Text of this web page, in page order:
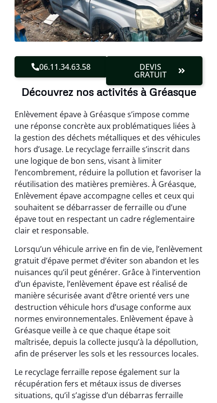
06.11.34.63.58 DEVIS
GRATUIT
Découvrez nos activités à Gréasque
Enlèvement épave à Gréasque s’impose comme
une réponse concrète aux problématiques liées à
la gestion des déchets métalliques et des véhicules
hors d’usage. Le recyclage ferraille s’inscrit dans
une logique de bon sens, visant à limiter
l’encombrement, réduire la pollution et favoriser la
réutilisation des matières premières. À Gréasque,
Enlèvement épave accompagne celles et ceux qui
souhaitent se débarrasser de ferraille ou d’une
épave tout en respectant un cadre réglementaire
clair et responsable.
Lorsqu’un véhicule arrive en fin de vie, l’enlèvement
gratuit d’épave permet d’éviter son abandon et les
nuisances qu’il peut générer. Grâce à l’intervention
d’un épaviste, l’enlèvement épave est réalisé de
manière sécurisée avant d’être orienté vers une
destruction véhicule hors d’usage conforme aux
normes environnementales. Enlèvement épave à
Gréasque veille à ce que chaque étape soit
maîtrisée, depuis la collecte jusqu’à la dépollution,
afin de préserver les sols et les ressources locales.
Le recyclage ferraille repose également sur la
récupération fers et métaux issus de diverses
situations, qu’il s’agisse d’un débarras ferraille